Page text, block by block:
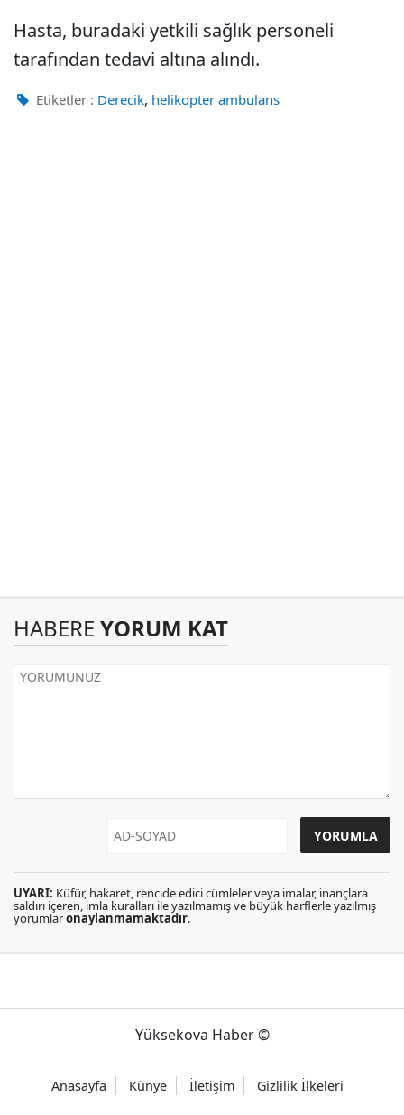
Hasta, buradaki yetkili sağlık personeli
tarafından tedavi altına alındı.
Etiketler : Derecik, helikopter ambulans
HABERE YORUM KAT
UYARI: Küfür, hakaret, rencide edici cümleler veya imalar, inançlara
saldırı içeren, imla kuralları ile yazılmamış ve büyük harflerle yazılmış
yorumlaronaylanmamaktadır.
Yüksekova Haber ©
Anasayfa Künye İletişim Gizlilik İlkeleri